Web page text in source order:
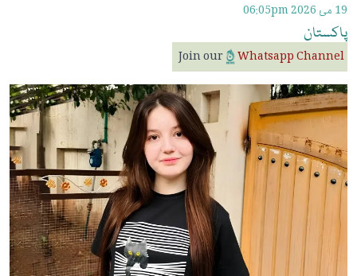
19 مئ 2026 06:05pm
پاکستان
Join our Whatsapp Channel